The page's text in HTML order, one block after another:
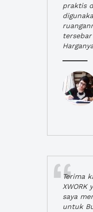
praktis
Terima
XWORK
saya
untuk